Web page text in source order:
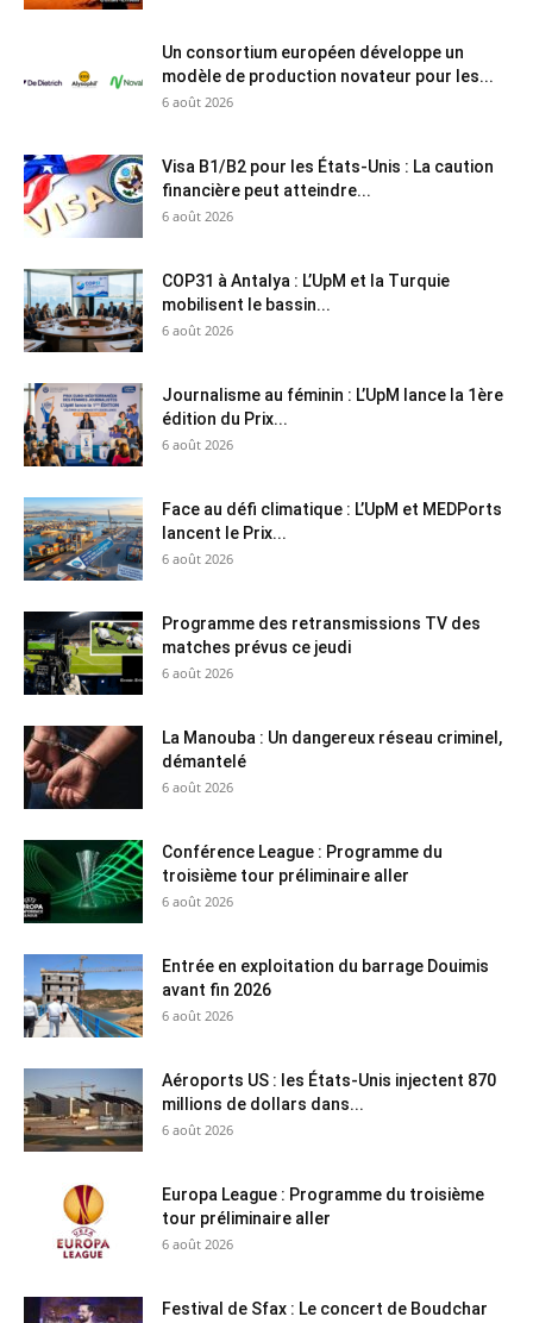
Un consortium européen développe un
modèle de production novateur pour les...
6 août 2026
Visa B1/B2 pour les États-Unis : La caution
financière peut atteindre...
6 août 2026
COP31 à Antalya : L’UpM et la Turquie
mobilisent le bassin...
6 août 2026
Journalisme au féminin : L’UpM lance la 1ère
édition du Prix...
6 août 2026
Face au défi climatique : L’UpM et MEDPorts
lancent le Prix...
6 août 2026
Programme des retransmissions TV des
matches prévus ce jeudi
6 août 2026
La Manouba : Un dangereux réseau criminel,
démantelé
6 août 2026
Conférence League : Programme du
troisième tour préliminaire aller
6 août 2026
Entrée en exploitation du barrage Douimis
avant fin 2026
6 août 2026
Aéroports US : les États-Unis injectent 870
millions de dollars dans...
6 août 2026
Europa League : Programme du troisième
tour préliminaire aller
6 août 2026
Festival de Sfax : Le concert de Boudchar